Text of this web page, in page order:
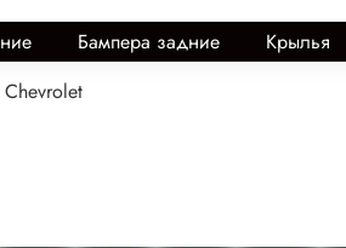
Бампера задние Крылья
Chevrolet